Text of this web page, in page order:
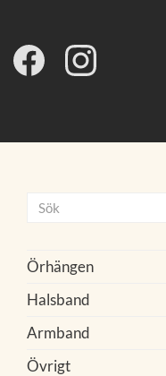
Örhängen
Halsband
Armband
Övrigt